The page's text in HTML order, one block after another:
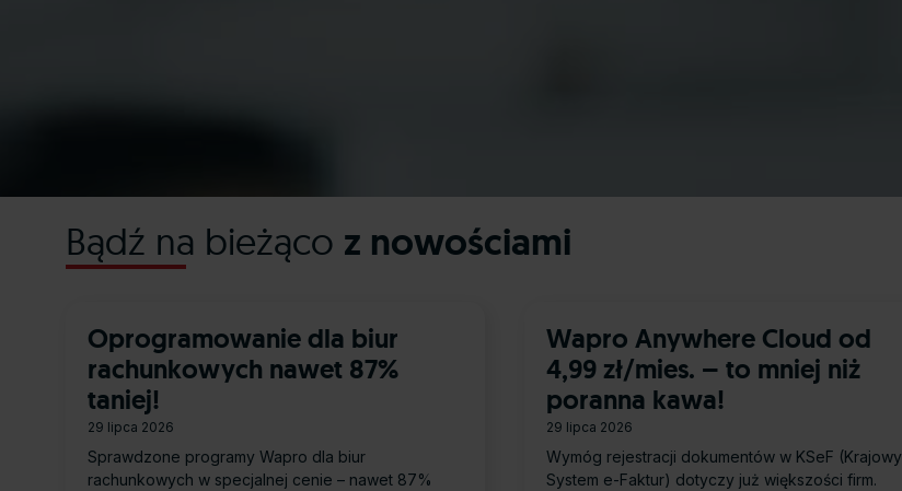
Bądź na bieżąco z nowościami
Oprogramowanie dla biur
rachunkowych nawet 87%
taniej!
29 lipca 2026
Sprawdzone programy Wapro dla biur
rachunkowych w specjalnej cenie – nawet 87%
Wapro Anywhere Cloud od
4,99 zł/mies. – to mniej niż
poranna kawa!
29 lipca 2026
Wymóg rejestracji dokumentów w KSeF (Krajowy
System e-Faktur) dotyczy już większości firm.